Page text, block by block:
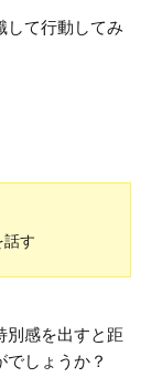
して行動してみ
話す
別感を出すと距
しょうか？